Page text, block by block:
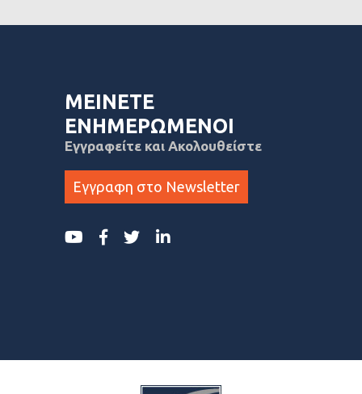
ΜΕΙΝΕΤΕ
ΕΝΗΜΕΡΩΜΕΝΟΙ
Εγγραφείτε και Ακολουθείστε
Εγγραφη στο Newsletter